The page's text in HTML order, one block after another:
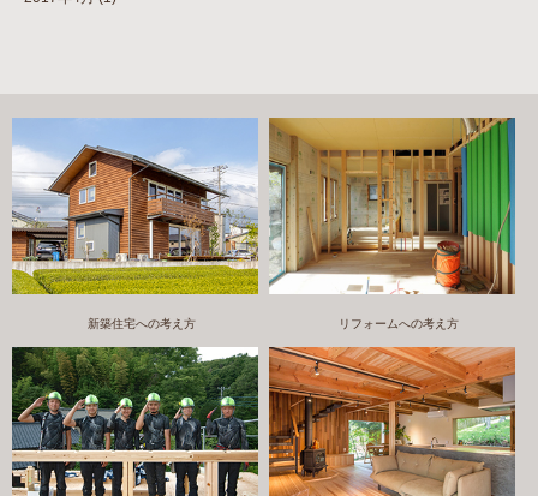
新築住宅への考え方 リフォームへの考え方